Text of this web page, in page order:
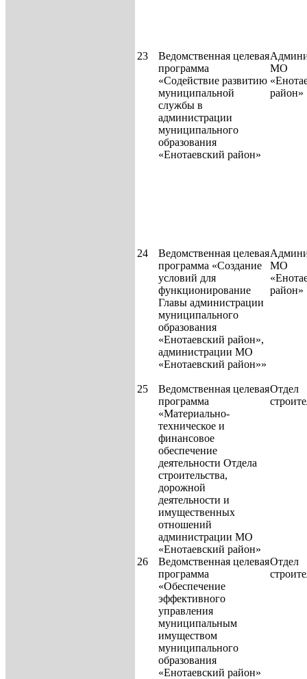
23
Ведомственная целевая
программа
«Содействие развитию
муниципальной
службы в
администрации
муниципаль­ного
образования
«Енотаевский район»
МО
район»
24
Ведомственная целевая
программа «Создание
условий для
функционирование
Главы администрации
муниципального
образования
«Енотаевский район»,
администрации МО
«Енотаевский район»»
МО
район»
25
Ведомственная целевая
программа
«Материально-
техническое и
финансовое
обеспечение
деятельности Отдела
строительства,
дорожной
деятельности и
имущественных
отношений
администрации МО
«Енотаевский район»
Отдел
26
Ведомственная целевая
программа
«Обеспечение
эффективного
управления
муниципаль­ным
имуществом
муниципаль­ного
образования
«Енотаевский район»
Отдел